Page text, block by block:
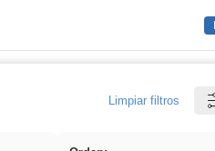
Limpiar filtros